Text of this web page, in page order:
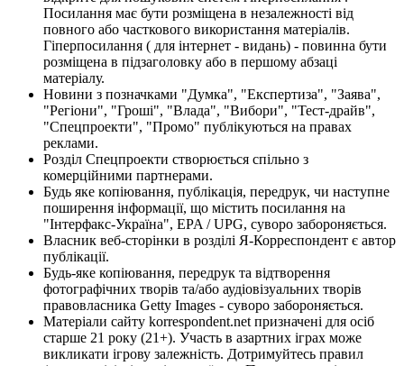
Посилання має бути розміщена в незалежності від
повного або часткового використання матеріалів.
Гіперпосилання ( для інтернет - видань) - повинна бути
розміщена в підзаголовку або в першому абзаці
матеріалу.
Новини з позначками "Думка", "Експертиза", "Заява",
"Регіони", "Гроші", "Влада", "Вибори", "Тест-драйв",
"Спецпроекти", "Промо" публікуються на правах
реклами.
Розділ Спецпроекти створюється спільно з
комерційними партнерами.
Будь яке копіювання, публікація, передрук, чи наступне
поширення інформації, що містить посилання на
"Інтерфакс-Україна", EPA / UPG, суворо забороняється.
Власник веб-сторінки в розділі Я-Корреспондент є автор
публікації.
Будь-яке копіювання, передрук та відтворення
фотографічних творів та/або аудіовізуальних творів
правовласника Getty Images - суворо забороняється.
Матеріали сайту korrespondent.net призначені для осіб
старше 21 року (21+). Участь в азартних іграх може
викликати ігрову залежність. Дотримуйтесь правил